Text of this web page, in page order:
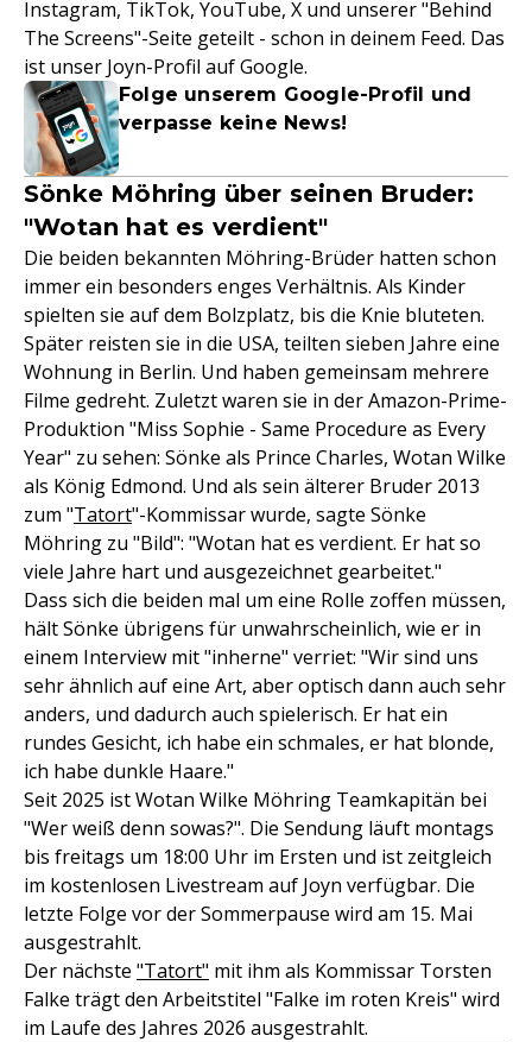
Instagram, TikTok, YouTube, X und unserer "Behind
The Screens"-Seite geteilt - schon in deinem Feed. Das
ist unser Joyn-Profil auf Google.
Folge unserem Google-Profil und
verpasse keine News!
Sönke Möhring über seinen Bruder:
"Wotan hat es verdient"
Die beiden bekannten Möhring-Brüder hatten schon
immer ein besonders enges Verhältnis. Als Kinder
spielten sie auf dem Bolzplatz, bis die Knie bluteten.
Später reisten sie in die USA, teilten sieben Jahre eine
Wohnung in Berlin. Und haben gemeinsam mehrere
Filme gedreht. Zuletzt waren sie in der Amazon-Prime-
Produktion "Miss Sophie - Same Procedure as Every
Year" zu sehen: Sönke als Prince Charles, Wotan Wilke
als König Edmond. Und als sein älterer Bruder 2013
zum "Tatort"-Kommissar wurde, sagte Sönke
Möhring zu "Bild": "Wotan hat es verdient. Er hat so
viele Jahre hart und ausgezeichnet gearbeitet."
Dass sich die beiden mal um eine Rolle zoffen müssen,
hält Sönke übrigens für unwahrscheinlich, wie er in
einem Interview mit "inherne" verriet: "Wir sind uns
sehr ähnlich auf eine Art, aber optisch dann auch sehr
anders, und dadurch auch spielerisch. Er hat ein
rundes Gesicht, ich habe ein schmales, er hat blonde,
ich habe dunkle Haare."
Seit 2025 ist Wotan Wilke Möhring Teamkapitän bei
"Wer weiß denn sowas?". Die Sendung läuft montags
bis freitags um 18:00 Uhr im Ersten und ist zeitgleich
im kostenlosen Livestream auf Joyn verfügbar. Die
letzte Folge vor der Sommerpause wird am 15. Mai
ausgestrahlt.
Der nächste "Tatort" mit ihm als Kommissar Torsten
Falke trägt den Arbeitstitel "Falke im roten Kreis" wird
im Laufe des Jahres 2026 ausgestrahlt.